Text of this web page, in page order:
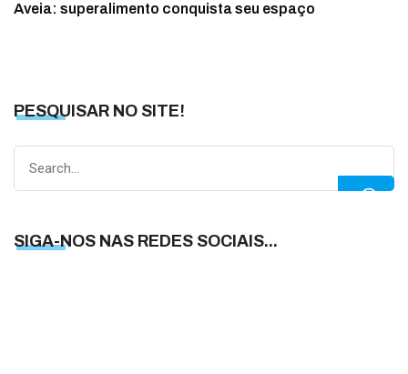
Aveia: superalimento conquista seu espaço
PESQUISAR NO SITE!
SIGA-NOS NAS REDES SOCIAIS...